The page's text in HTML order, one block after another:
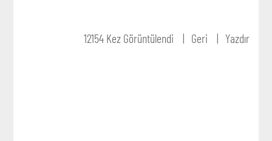
12154 Kez Görüntülendi Geri Yazdır